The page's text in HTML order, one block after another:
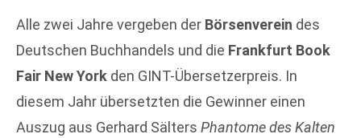
Alle zwei Jahre vergeben der Börsenverein des
Deutschen Buchhandels und die Frankfurt Book
Fair New York den GINT-Übersetzerpreis. In
diesem Jahr übersetzten die Gewinner einen
Auszug aus Gerhard Sälters Phantome des Kalten